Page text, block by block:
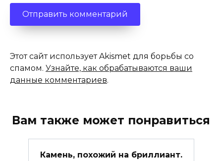
Этот сайт использует Akismet для борьбы со
спамом. Узнайте, как обрабатываются ваши
данные комментариев.
Вам также может понравиться
Камень, похожий на бриллиант.